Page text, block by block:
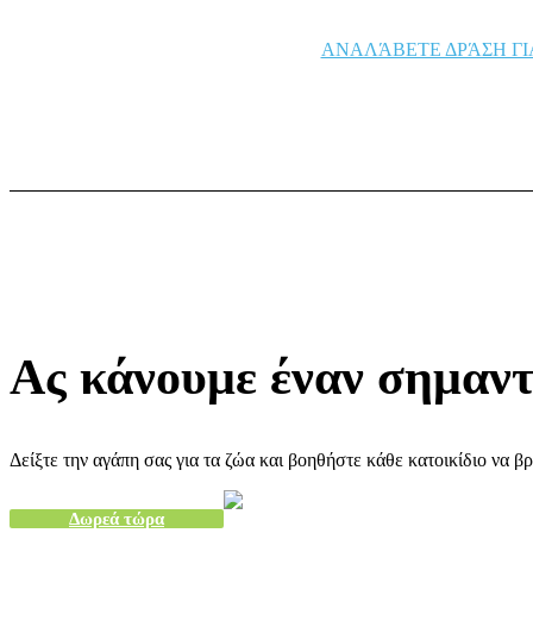
ΑΝΑΛΆΒΕΤΕ ΔΡΆΣΗ
Ας κάνουμε έναν
Δείξτε την αγάπη σας για τα ζώα και βοηθήστε κάθε κατοικίδιο να
Δωρεά τώρα